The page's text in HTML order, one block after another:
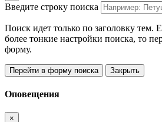
Введите строку поиска
Поиск идет только по заголовку тем.
более тонкие настройки поиска, то
форму.
Перейти в форму поиска Закрыть
Оповещения
×